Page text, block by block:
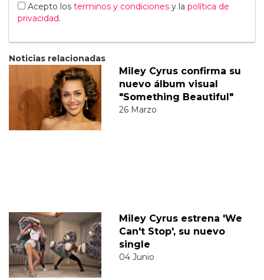
Acepto los terminos y condiciones y la política de
privacidad.
Noticias relacionadas
Miley Cyrus confirma su
nuevo álbum visual
"Something Beautiful"
26 Marzo
Miley Cyrus estrena 'We
Can't Stop', su nuevo
single
04 Junio